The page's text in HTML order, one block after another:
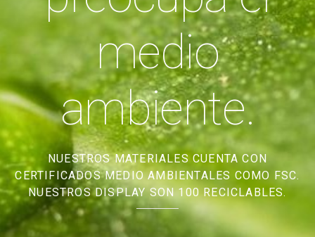
medio
ambiente.
NUESTROS MATERIALES CUENTA CON
CERTIFICADOS MEDIO AMBIENTALES COMO FSC.
NUESTROS DISPLAY SON 100 RECICLABLES.